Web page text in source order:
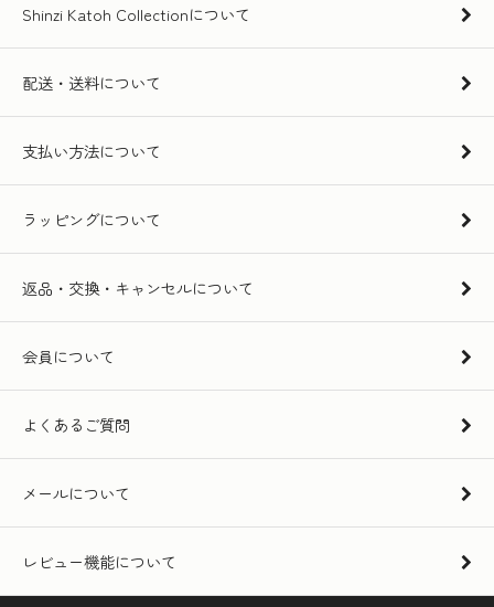
Shinzi Katoh Collectionについて
配送・送料について
支払い方法について
ラッピングについて
返品・交換・キャンセルについて
会員について
よくあるご質問
メールについて
レビュー機能について